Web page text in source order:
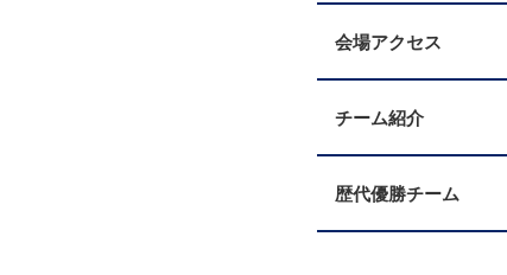
会場アクセス
チーム紹介
歴代優勝チーム